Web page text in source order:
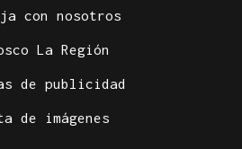
con nosotros
La Región
de publicidad
de imágenes